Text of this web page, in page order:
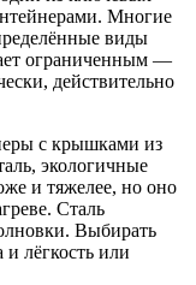
Многие
виды
ограниченным —
действительно
с крышками из
экологичные
и тяжелее, но оно
Сталь
Выбирать
и лёгкость или